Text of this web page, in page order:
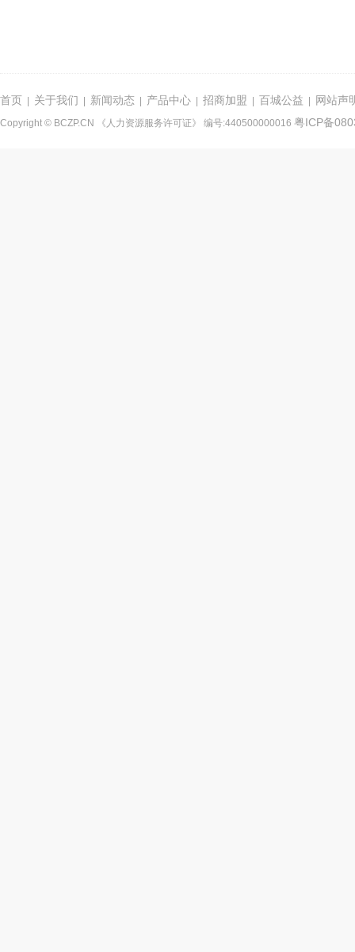
首页 关于我们 新闻动态 产品中心 招商加盟 百城公益 网站声
Copyright © BCZP.CN 《人力资源服务许可证》 编号:440500000016 粤ICP备